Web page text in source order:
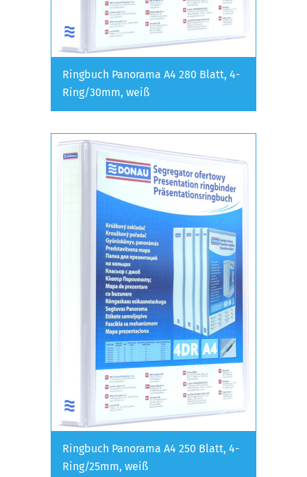
Ringbuch Panorama A4 280 Blatt, 4-
Ring/30mm, weiß
Ringbuch Panorama A4 250 Blatt, 4-
Ring/25mm, weiß